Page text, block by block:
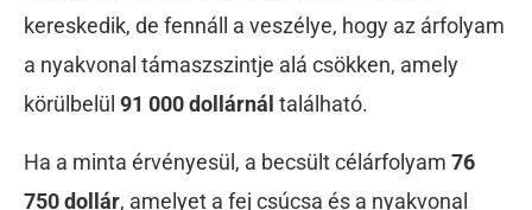
kereskedik, de fennáll a veszélye, hogy az árfolyam
a nyakvonal támaszszintje alá csökken, amely
körülbelül 91 000 dollárnál található.
Ha a minta érvényesül, a becsült célárfolyam 76
750 dollár, amelyet a fej csúcsa és a nyakvonal